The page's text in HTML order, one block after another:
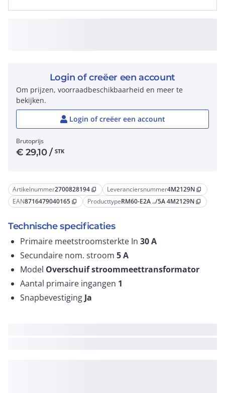
Artikelnummer2700828194 content_copy Leveranciersnummer4M2129N content_copy
EAN8716479040165 content_copy ProducttypeRM60-E2A ../5A 4M2129N content_copy
Technische specificaties
Primaire meetstroomsterkte In 30A
Secundaire nom. stroom 5A
Model Overschuif stroommeettransformator
Aantal primaire ingangen 1
Snapbevestiging Ja
Login of creëer een account
Om prijzen, voorraadbeschikbaarheid en meer te
bekijken.
Login of creëer een account
Brutoprijs
€29,10/ STK